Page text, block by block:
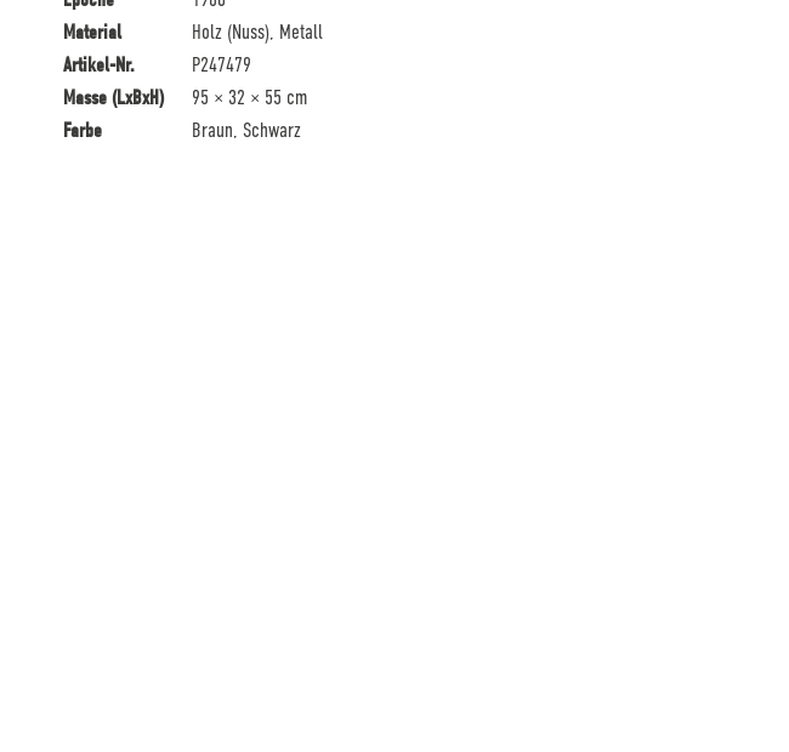
Material
Holz (Nuss), Metall
Artikel-Nr.
P247479
Masse (LxBxH)
95 × 32 × 55 cm
Farbe
Braun, Schwarz